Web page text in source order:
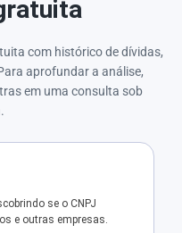
com histórico de dívidas,
aprofundar a análise,
em uma consulta sob
se o CNPJ
e outras empresas.